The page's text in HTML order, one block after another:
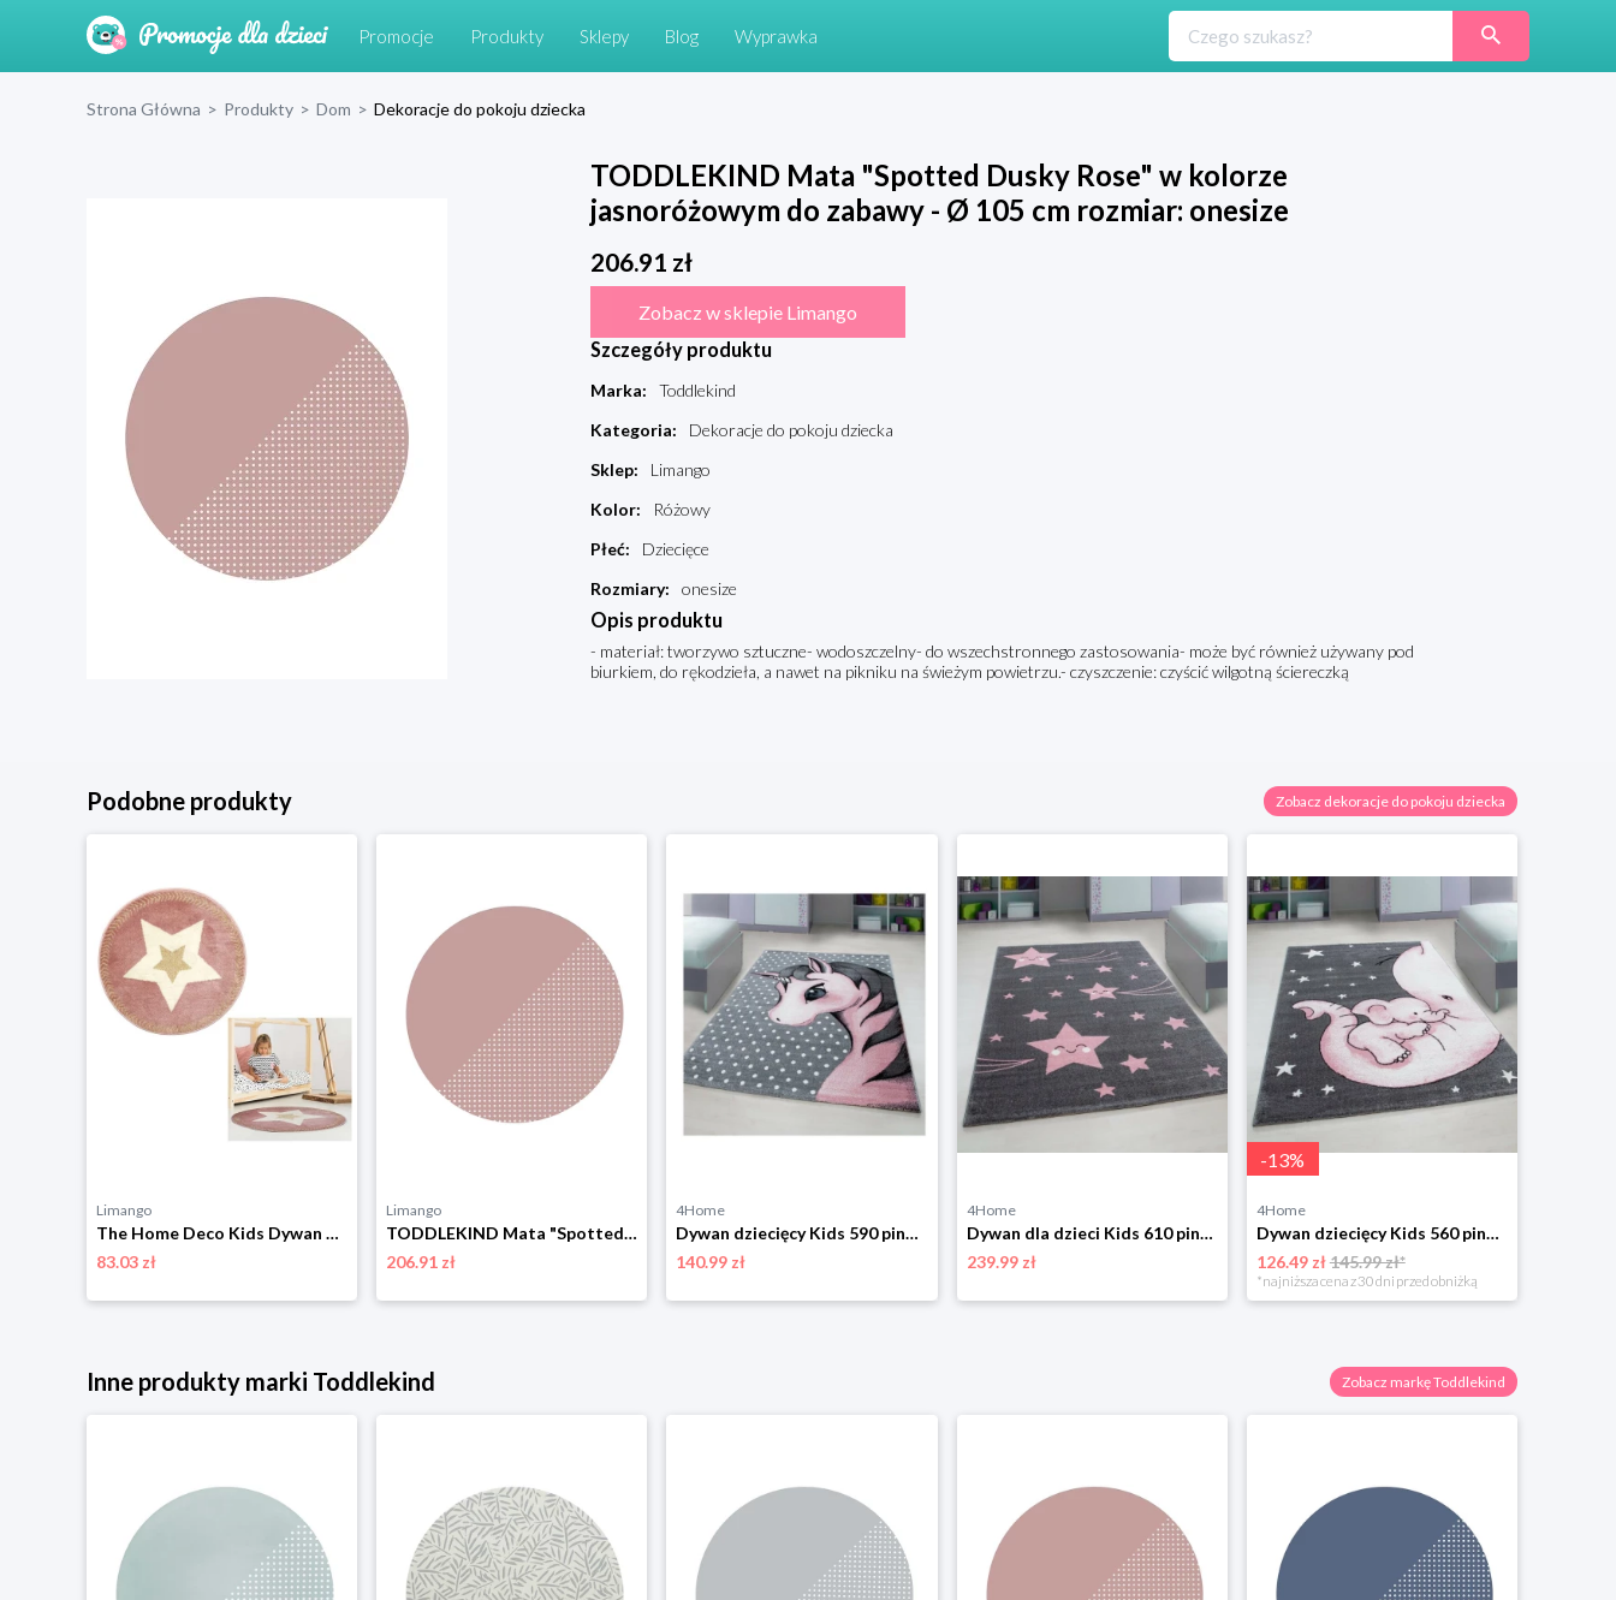
Promocje Produkty Sklepy Blog Wyprawka
Strona Główna > Produkty > Dom > Dekoracje do pokoju dziecka
TODDLEKIND Mata "Spotted Dusky Rose" w kolorze
jasnoróżowym do zabawy - Ø 105 cm rozmiar: onesize
206.91 zł
Zobacz w sklepie Limango
Szczegóły produktu
Marka:
Toddlekind
Kategoria:
Dekoracje do pokoju dziecka
Sklep:
Limango
Kolor:
Różowy
Płeć:
Dziecięce
Rozmiary: onesize
Opis produktu
- materiał: tworzywo sztuczne- wodoszczelny- do wszechstronnego zastosowania- może być również używany pod
biurkiem, do rękodzieła, a nawet na pikniku na świeżym powietrzu.- czyszczenie: czyścić wilgotną ściereczką
Podobne produkty Zobacz dekoracje do pokoju dziecka
Limango
The Home Deco Kids Dywan w kolorze jasnoróżowym - Ø 80 cm rozmiar: onesize
83.03 zł
Limango
TODDLEKIND Mata "Spotted Dusky Rose" w kolorze jasnoróżowym do zabawy - Ø 105 cm rozmiar: onesize
206.91 zł
4Home
Dywan dziecięcy Kids 590 pink, 80 x 150 cm 4-Home
140.99 zł
4Home
Dywan dla dzieci Kids 610 pink, 120 x 170 cm 4-Home
239.99 zł
-13%
4Home
Dywan dziecięcy Kids 560 pink 4-Home
126.49 zł145.99 zł*
*najniższa cena z 30 dni przed obniżką
Inne produkty marki Toddlekind Zobacz markę Toddlekind